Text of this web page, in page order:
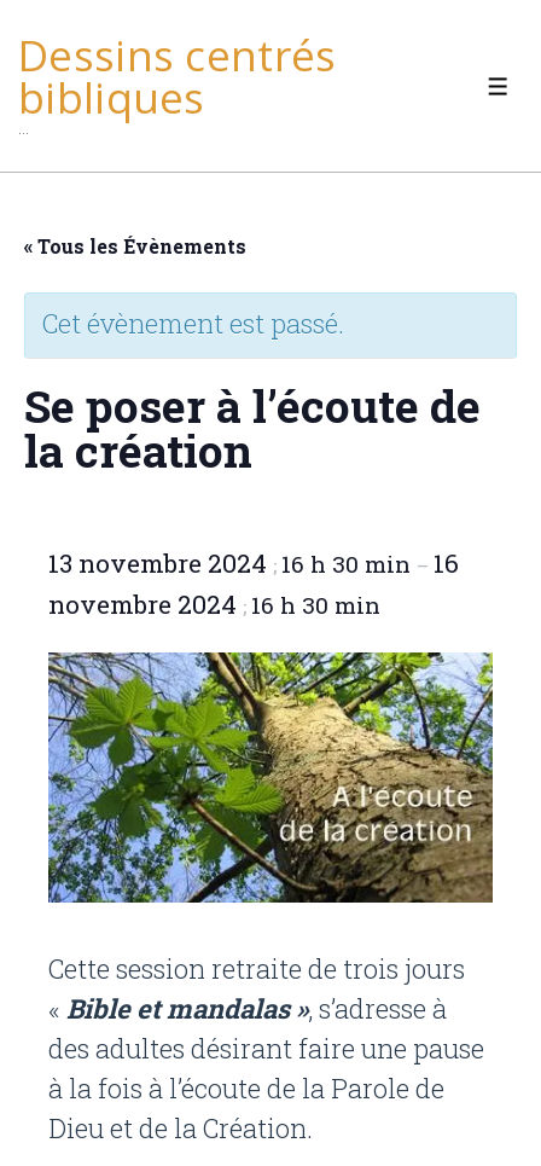
passer
au
contenu
principal
Dessins centrés
bibliques
…
« Tous les Évènements
Cet évènement est passé.
Se poser à l’écoute de
la création
13 novembre 2024 ; 16 h 30 min – 16
novembre 2024 ; 16 h 30 min
Cette session retraite de trois jours
« Bible et mandalas », s’adresse à
des adultes désirant faire une pause
à la fois à l’écoute de la Parole de
Dieu et de la Création.